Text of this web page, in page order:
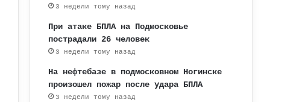
3 недели тому назад
При атаке БПЛА на Подмосковье
пострадали 26 человек
3 недели тому назад
На нефтебазе в подмосковном Ногинске
произошел пожар после удара БПЛА
3 недели тому назад